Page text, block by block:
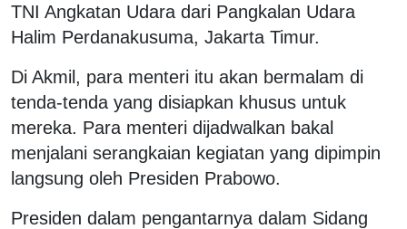
TNI Angkatan Udara dari Pangkalan Udara
Halim Perdanakusuma, Jakarta Timur.
Di Akmil, para menteri itu akan bermalam di
tenda-tenda yang disiapkan khusus untuk
mereka. Para menteri dijadwalkan bakal
menjalani serangkaian kegiatan yang dipimpin
langsung oleh Presiden Prabowo.
Presiden dalam pengantarnya dalam Sidang